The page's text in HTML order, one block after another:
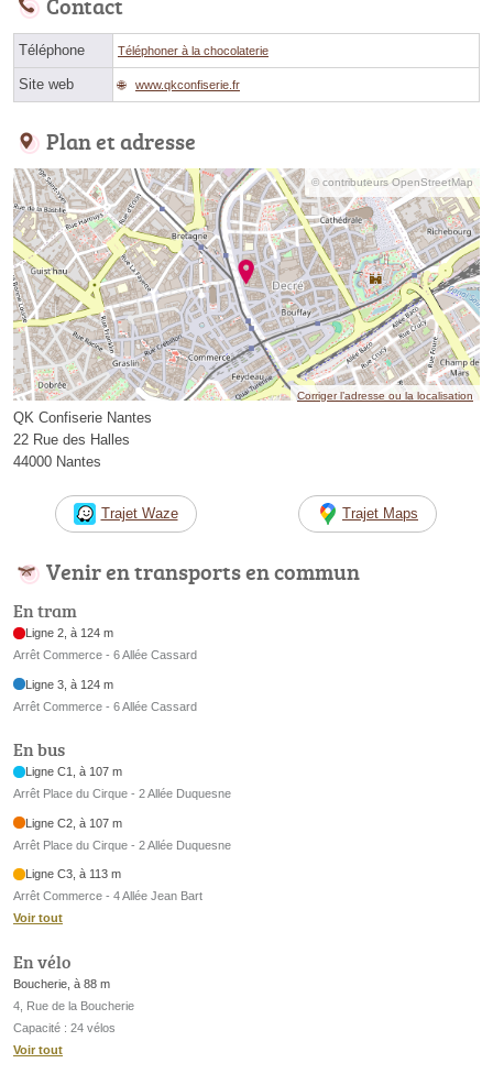
Téléphone Téléphoner à la chocolaterie
Site web www.qkconfiserie.fr
Plan et adresse
© contributeurs OpenStreetMap
Corriger l’adresse ou la localisation
QK Confiserie Nantes
22 Rue des Halles
44000 Nantes
Trajet Waze Trajet Maps
Venir en transports en commun
En tram
Ligne 2, à 124 m
Arrêt Commerce - 6 Allée Cassard
Ligne 3, à 124 m
Arrêt Commerce - 6 Allée Cassard
En bus
Ligne C1, à 107 m
Arrêt Place du Cirque - 2 Allée Duquesne
Ligne C2, à 107 m
Arrêt Place du Cirque - 2 Allée Duquesne
Ligne C3, à 113 m
Arrêt Commerce - 4 Allée Jean Bart
Voir tout
En vélo
Boucherie, à 88 m
4, Rue de la Boucherie
Capacité : 24 vélos
Voir tout